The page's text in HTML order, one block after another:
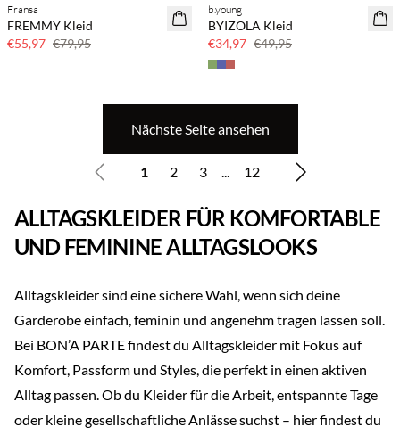
SAVE20
Fransa
FREMMY Kleid
€55,97 €79,95
SAVE20
b.young
BYIZOLA Kleid
€34,97 €49,95
Nächste Seite ansehen
1 2 3 ... 12
ALLTAGSKLEIDER FÜR KOMFORTABLE
UND FEMININE ALLTAGSLOOKS
Alltagskleider sind eine sichere Wahl, wenn sich deine
Garderobe einfach, feminin und angenehm tragen lassen soll.
Bei BON’A PARTE findest du Alltagskleider mit Fokus auf
Komfort, Passform und Styles, die perfekt in einen aktiven
Alltag passen. Ob du Kleider für die Arbeit, entspannte Tage
oder kleine gesellschaftliche Anlässe suchst – hier findest du